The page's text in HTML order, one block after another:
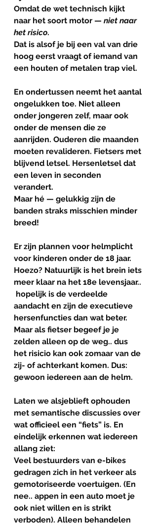
Omdat de wet technisch kijkt
naar het soort motor — niet naar
het risico.
Dat is alsof je bij een val van drie
hoog eerst vraagt of iemand van
een houten of metalen trap viel.
En ondertussen neemt het aantal
ongelukken toe. Niet alleen
onder jongeren zelf, maar ook
onder de mensen die ze
aanrijden. Ouderen die maanden
moeten revalideren. Fietsers met
blijvend letsel. Hersenletsel dat
een leven in seconden
verandert.
Maar hé — gelukkig zijn de
banden straks misschien minder
breed!
Er zijn plannen voor helmplicht
voor kinderen onder de 18 jaar.
Hoezo? Natuurlijk is het brein iets
meer klaar na het 18e levensjaar..
hopelijk is de verdeelde
aandacht en zijn de executieve
hersenfuncties dan wat beter.
Maar als fietser begeef je je
zelden alleen op de weg.. dus
het risicio kan ook zomaar van de
zij- of achterkant komen. Dus:
gewoon iedereen aan de helm.
Laten we alsjeblieft ophouden
met semantische discussies over
wat officieel een “fiets” is. En
eindelijk erkennen wat iedereen
allang ziet:
Veel bestuurders van e-bikes
gedragen zich in het verkeer als
gemotoriseerde voertuigen. (En
nee.. appen in een auto moet je
ook niet willen en is strikt
verboden). Alleen behandelen